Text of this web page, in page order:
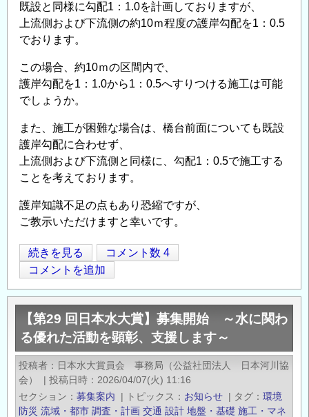
既設と同様に勾配1：1.0を計画しておりますが、
上流側および下流側の約10ｍ程度の護岸勾配を1：0.5
でおります。
この場合、約10ｍの区間内で、
護岸勾配を1：1.0から1：0.5へすりつける施工は可能
でしょうか。
また、施工が困難な場合は、橋台前面についても既設
護岸勾配に合わせず、
上流側および下流側と同様に、勾配1：0.5で施工する
ことを考えております。
護岸知識不足の点もあり恐縮ですが、
ご教示いただけますと幸いです。
護
岸
施
工
に
つ
い
て
の
続きを見る
コメント数 4
コメントを追加
【第29 回日本水大賞】募集開始 ～水に関わ
る優れた活動を顕彰、支援します～
投稿者
日本水大賞員会 事務局（公益社団法人 日本河川協
会）
| 投稿日時
2026/04/07(火) 11:16
セクション
募集案内 | トピックス お知らせ | タグ
環境
防災 流域・都市 調査・計画 交通 設計 地盤・基礎 施工・マネ